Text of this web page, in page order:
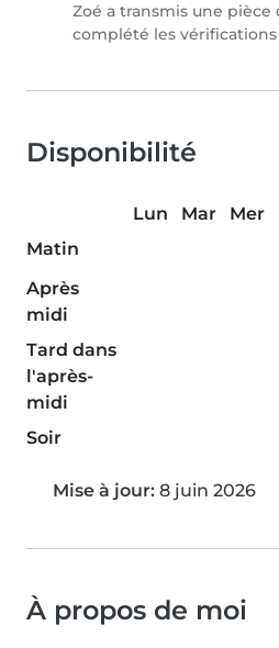
Zoé a transmis une
complété les
Disponibilité
Lun Mar Mer
Matin
Après
midi
Tard dans
l'après-
midi
Soir
Mise à jour: 8 juin 2026
À propos de moi